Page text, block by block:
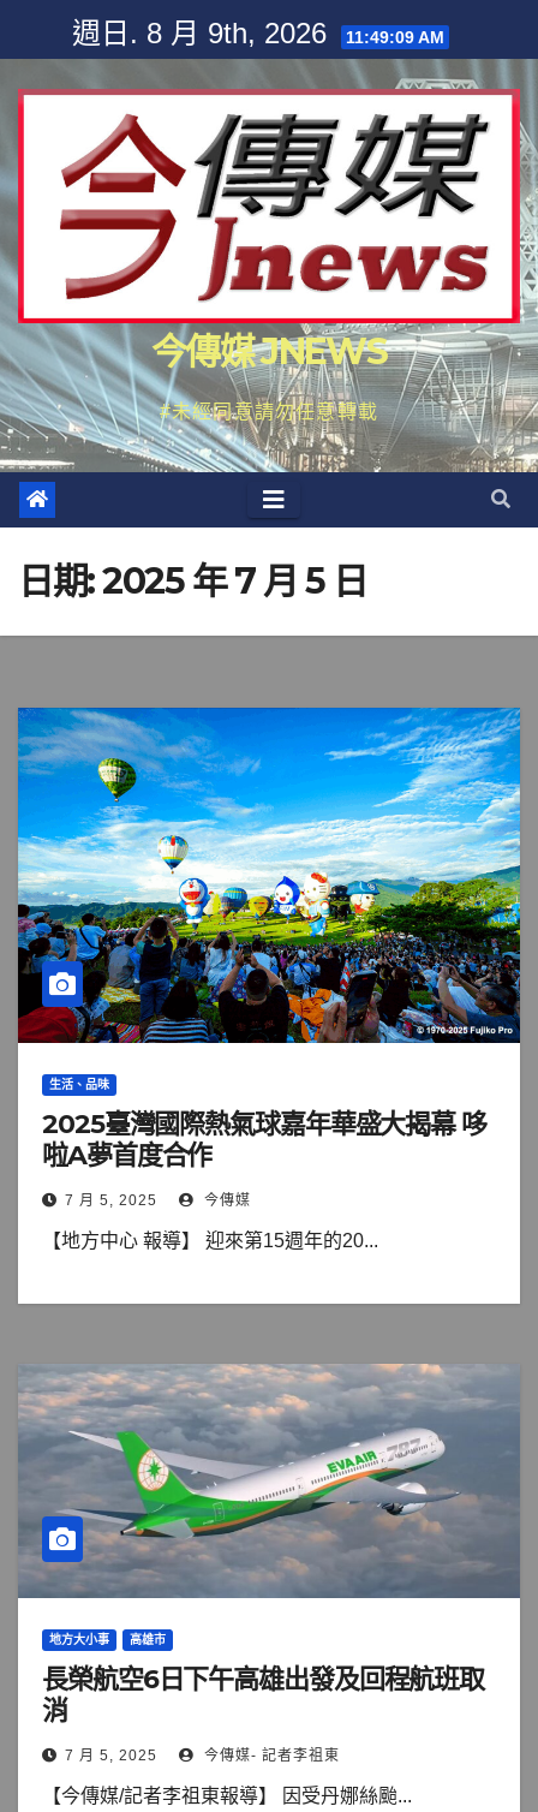
content
週日. 8 月 9th, 2026 11:49:12 AM
今傳媒 JNEWS
#未經同意請勿任意轉載
日期:2025 年 7 月 5 日
生活、品味
2025臺灣國際熱氣球嘉年華盛大揭幕 哆
啦A夢首度合作
7 月 5, 2025 今傳媒
【地方中心 報導】 迎來第15週年的20...
地方大小事 高雄市
長榮航空6日下午高雄出發及回程航班取
消
7 月 5, 2025 今傳媒- 記者李祖東
【今傳媒/記者李祖東報導】 因受丹娜絲颱...